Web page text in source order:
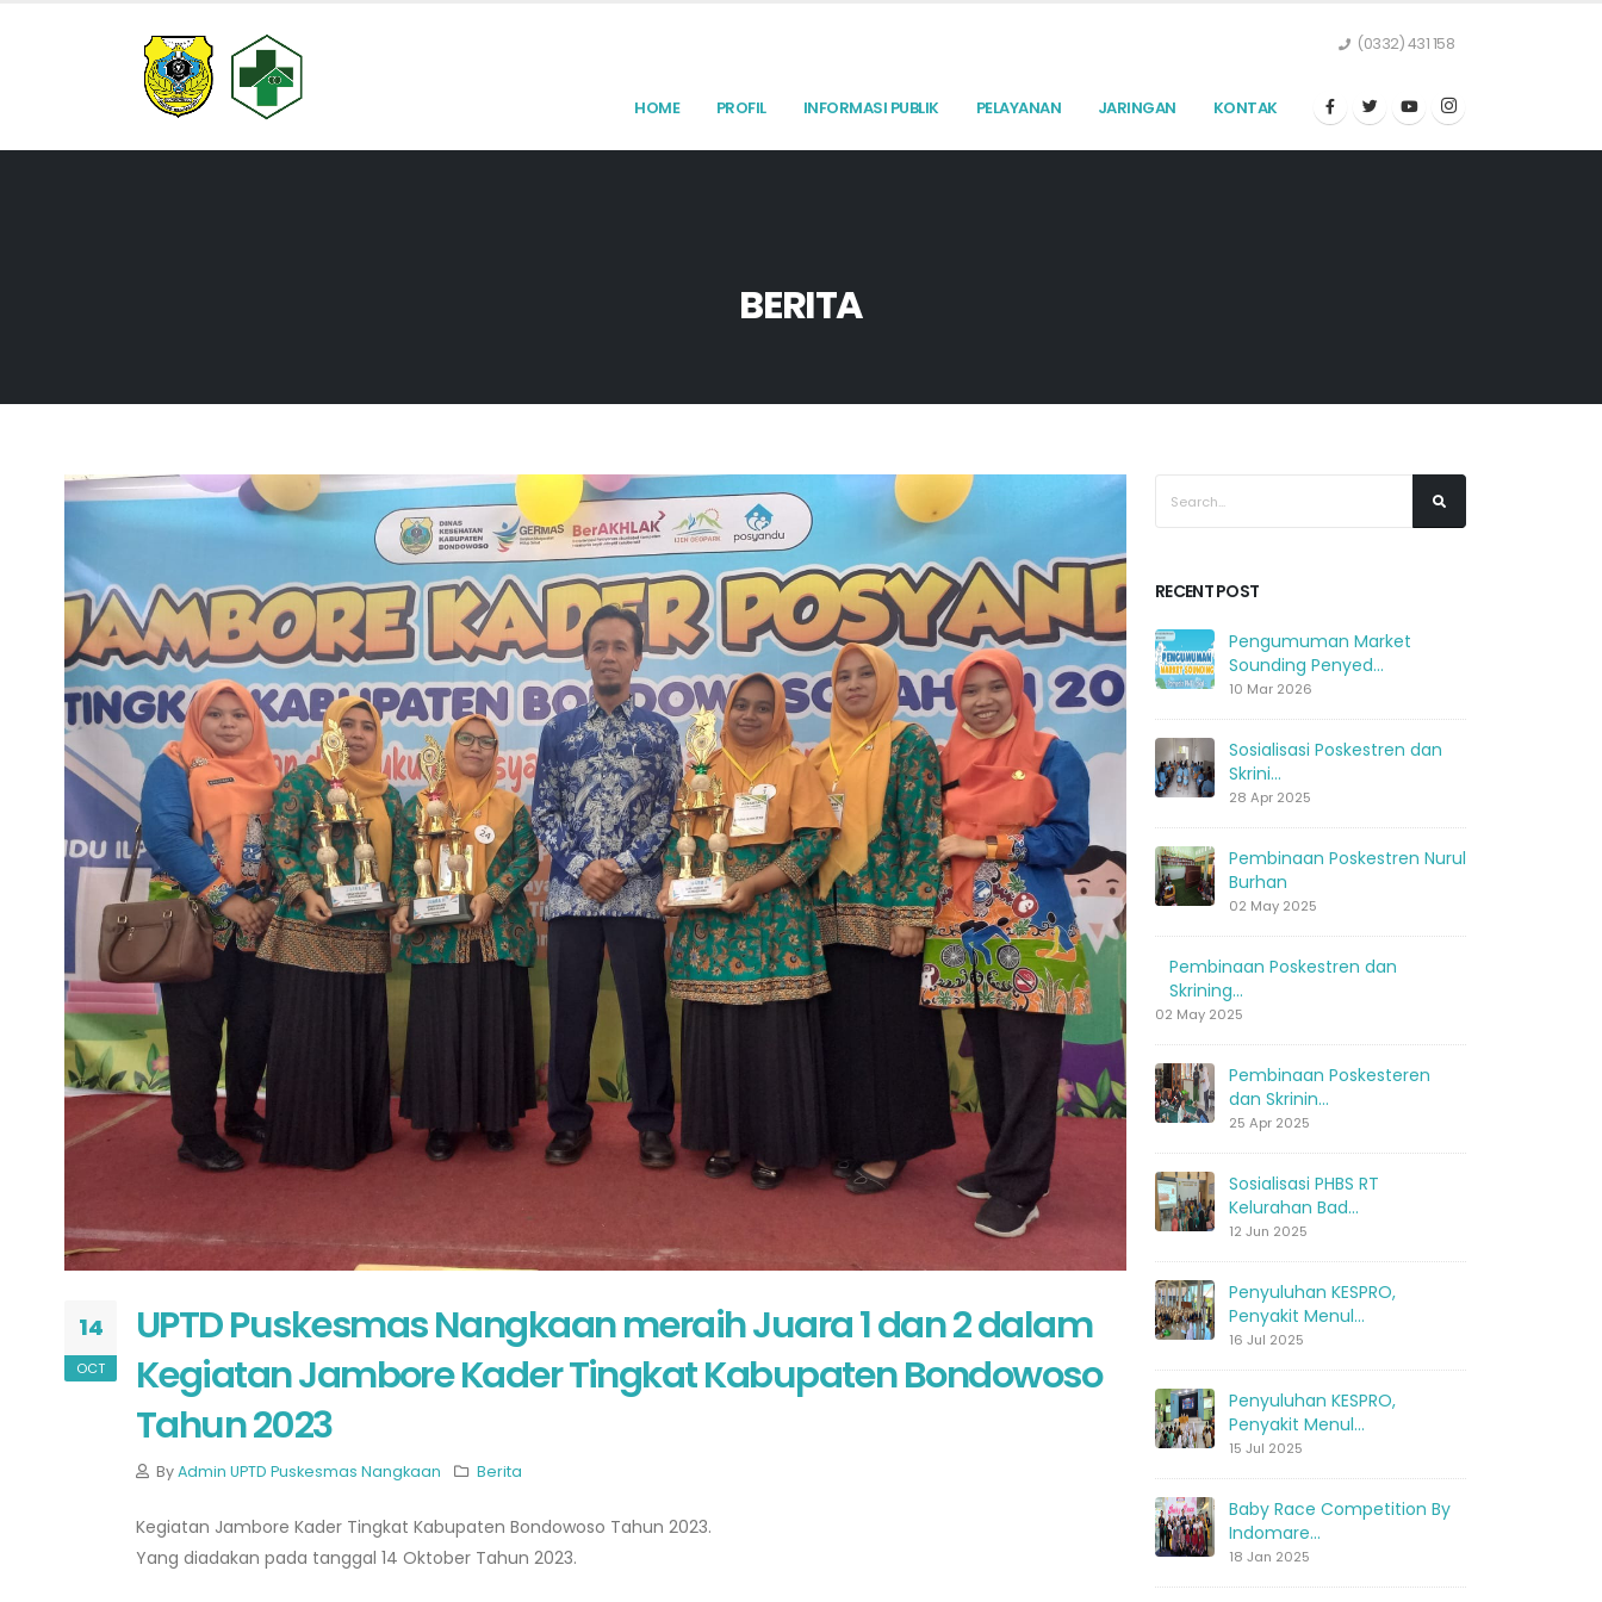
(0332) 431 158
HOME PROFIL INFORMASI PUBLIK PELAYANAN JARINGAN KONTAK
BERITA
RECENT POST
Pengumuman Market
Sounding Penyed...
10 Mar 2026
Sosialisasi Poskestren dan
Skrini...
28 Apr 2025
Pembinaan Poskestren Nurul
Burhan
02 May 2025
Pembinaan Poskestren dan
Skrining...
02 May 2025
Pembinaan Poskesteren
dan Skrinin...
25 Apr 2025
Sosialisasi PHBS RT
Kelurahan Bad...
12 Jun 2025
Penyuluhan KESPRO,
Penyakit Menul...
16 Jul 2025
Penyuluhan KESPRO,
Penyakit Menul...
15 Jul 2025
Baby Race Competition By
Indomare...
18 Jan 2025
14
OCT
UPTD Puskesmas Nangkaan meraih Juara 1 dan 2 dalam
Kegiatan Jambore Kader Tingkat Kabupaten Bondowoso
Tahun 2023
ByAdmin UPTD Puskesmas Nangkaan Berita
Kegiatan Jambore Kader Tingkat Kabupaten Bondowoso Tahun 2023.
Yang diadakan pada tanggal 14 Oktober Tahun 2023.